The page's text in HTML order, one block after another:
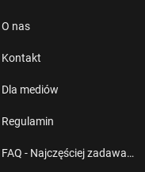
O nas
Kontakt
Dla mediów
Regulamin
FAQ - Najczęściej zadawane pytania